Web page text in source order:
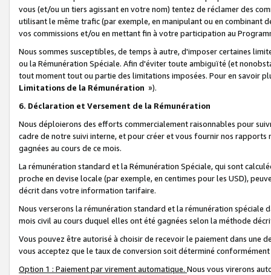
vous (et/ou un tiers agissant en votre nom) tentez de réclamer des
utilisant le même trafic (par exemple, en manipulant ou en combinant
vos commissions et/ou en mettant fin à votre participation au
Nous sommes susceptibles, de temps à autre, d'imposer certaines
ou la Rémunération Spéciale. Afin d'éviter toute ambiguïté (et
tout moment tout ou partie des limitations imposées. Pour en savoir
Limitations de la Rémunération »).
6. Déclaration et Versement de la Rémunération
Nous déploierons des efforts commercialement raisonnables pour
cadre de notre suivi interne, et pour créer et vous fournir nos
gagnées au cours de ce mois.
La rémunération standard et la Rémunération Spéciale, qui sont
proche en devise locale (par exemple, en centimes pour les USD),
décrit dans votre information tarifaire.
Nous verserons la rémunération standard et la rémunération spéciale
mois civil au cours duquel elles ont été gagnées selon la méthode
Vous pouvez être autorisé à choisir de recevoir le paiement dans une
vous acceptez que le taux de conversion soit déterminé
Option 1 : Paiement par virement automatique. Nous vous virerons